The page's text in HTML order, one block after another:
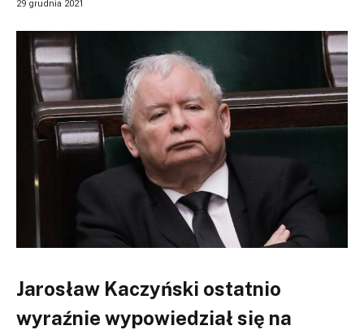
29 grudnia 2021
Jarosław Kaczyński ostatnio
wyraźnie wypowiedział się na